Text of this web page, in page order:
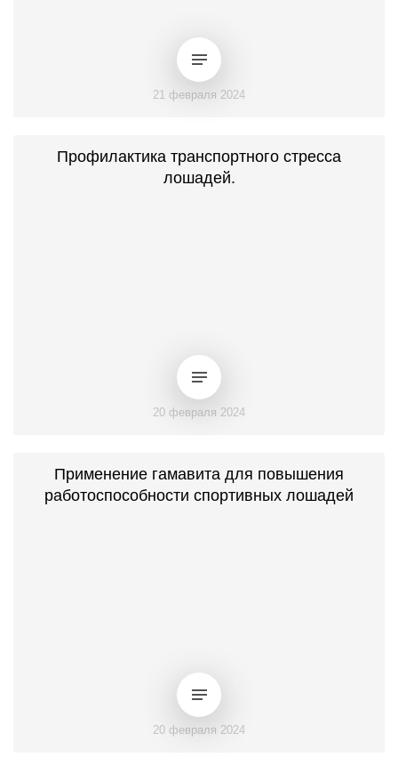
21 февраля 2024
Профилактика транспортного стресса
лошадей.
20 февраля 2024
Применение гамавита для повышения
работоспособности спортивных лошадей
20 февраля 2024